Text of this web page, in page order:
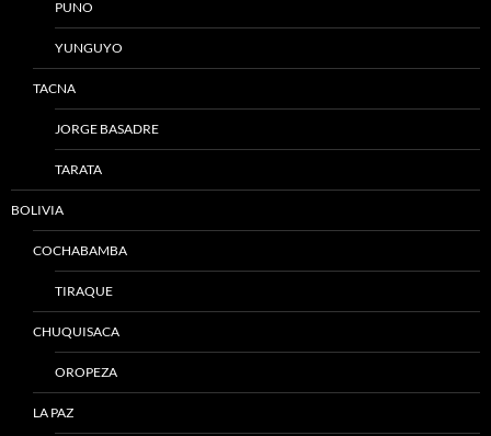
PUNO
YUNGUYO
TACNA
JORGE BASADRE
TARATA
BOLIVIA
COCHABAMBA
TIRAQUE
CHUQUISACA
OROPEZA
LA PAZ